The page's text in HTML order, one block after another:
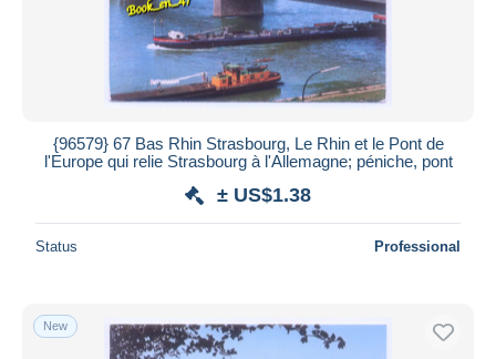
{96579} 67 Bas Rhin Strasbourg, Le Rhin et le Pont de
l'Europe qui relie Strasbourg à l'Allemagne; péniche, pont
± US$1.38
Status Professional
New